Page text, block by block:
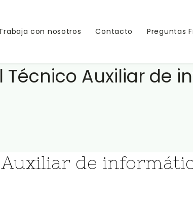
con nosotros Contacto Preguntas
Auxiliar de
de